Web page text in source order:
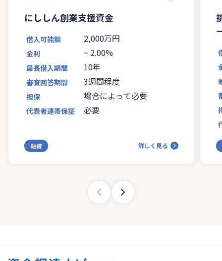
にししん創業支援資金
借入可能額 2,000万円
金利 ~ 2.00%
最長借入期間 10年
審査回答期間 3週間程度
担保 場合によって必要
代表者連帯保証 必要
融資 詳しく見る